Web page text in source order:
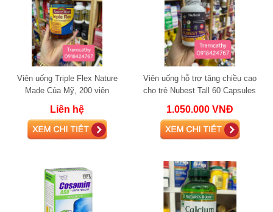
Viên uống Triple Flex Nature
Made Của Mỹ, 200 viên
Liên hệ
Viên uống hỗ trợ tăng chiều cao
cho trẻ Nubest Tall 60 Capsules
1.050.000 VNĐ